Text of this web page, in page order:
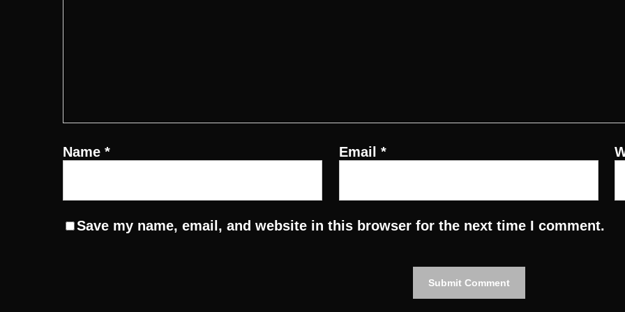
Name * Email *
Save my name, email, and website in this browser for the next time I comment.